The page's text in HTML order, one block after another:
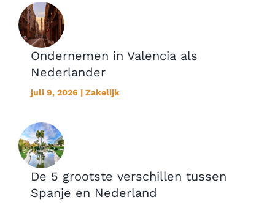
Ondernemen in Valencia als
Nederlander
juli 9, 2026 | Zakelijk
De 5 grootste verschillen tussen
Spanje en Nederland